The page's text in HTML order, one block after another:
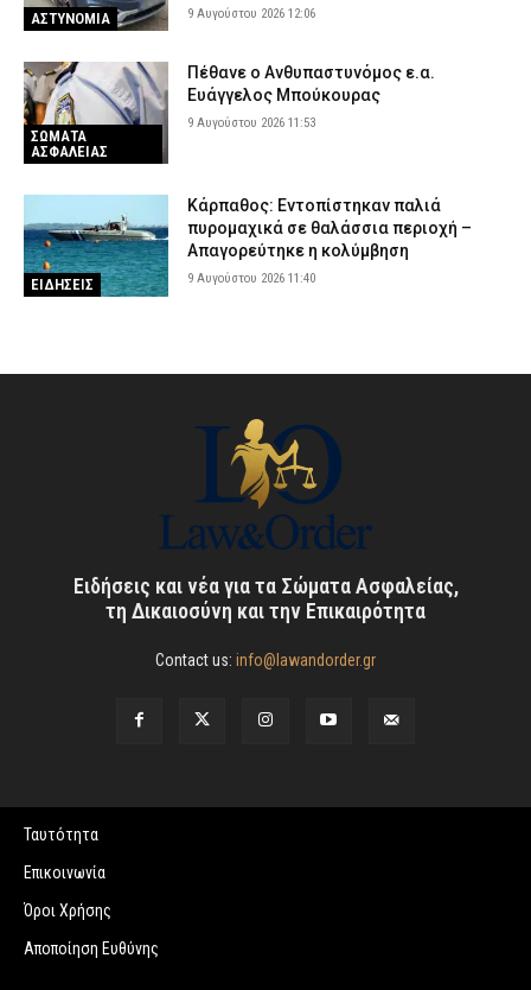
ΑΣΤΥΝΟΜΙΑ 9 Αυγούστου 2026 12:06
ΣΩΜΑΤΑ
ΑΣΦΑΛΕΙΑΣ
Πέθανε ο Ανθυπαστυνόμος ε.α.
Ευάγγελος Μπούκουρας
9 Αυγούστου 2026 11:53
ΕΙΔΗΣΕΙΣ
Κάρπαθος: Εντοπίστηκαν παλιά
πυρομαχικά σε θαλάσσια περιοχή –
Απαγορεύτηκε η κολύμβηση
9 Αυγούστου 2026 11:40
Ειδήσεις και νέα για τα Σώματα Ασφαλείας,
τη Δικαιοσύνη και την Επικαιρότητα
Contact us: info@lawandorder.gr
Ταυτότητα
Επικοινωνία
Όροι Χρήσης
Αποποίηση Ευθύνης